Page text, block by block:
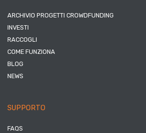
ARCHIVIO PROGETTI CROWDFUNDING
INVESTI
RACCOGLI
COME FUNZIONA
BLOG
NEWS
SUPPORTO
FAQS